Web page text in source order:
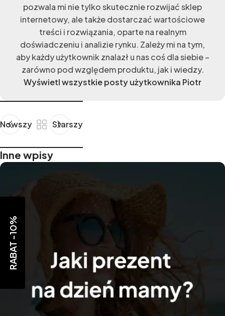
pozwala mi nie tylko skutecznie rozwijać sklep
internetowy, ale także dostarczać wartościowe
treści i rozwiązania, oparte na realnym
doświadczeniu i analizie rynku. Zależy mi na tym,
aby każdy użytkownik znalazł u nas coś dla siebie –
zarówno pod względem produktu, jak i wiedzy.
Wyświetl wszystkie posty użytkownika Piotr
Nowszy Starszy
Inne wpisy
RABAT -10%